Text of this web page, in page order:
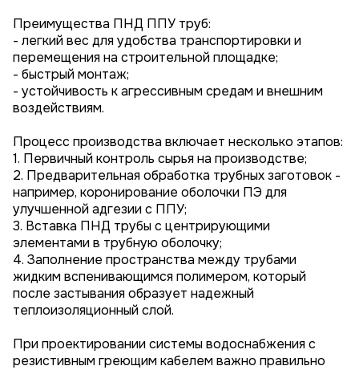
Преимущества ПНД ППУ труб:
- легкий вес для удобства транспортировки и
перемещения на строительной площадке;
- быстрый монтаж;
- устойчивость к агрессивным средам и внешним
воздействиям.
Процесс производства включает несколько этапов:
1. Первичный контроль сырья на производстве;
2. Предварительная обработка трубных заготовок -
например, коронирование оболочки ПЭ для
улучшенной адгезии с ППУ;
3. Вставка ПНД трубы с центрирующими
элементами в трубную оболочку;
4. Заполнение пространства между трубами
жидким вспенивающимся полимером, который
после застывания образует надежный
теплоизоляционный слой.
При проектировании системы водоснабжения с
резистивным греющим кабелем важно правильно